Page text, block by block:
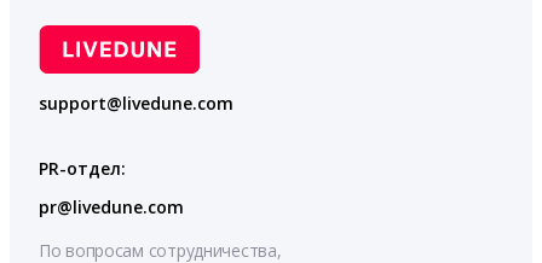
support@livedune.com
PR-отдел:
pr@livedune.com
По вопросам сотрудничества,